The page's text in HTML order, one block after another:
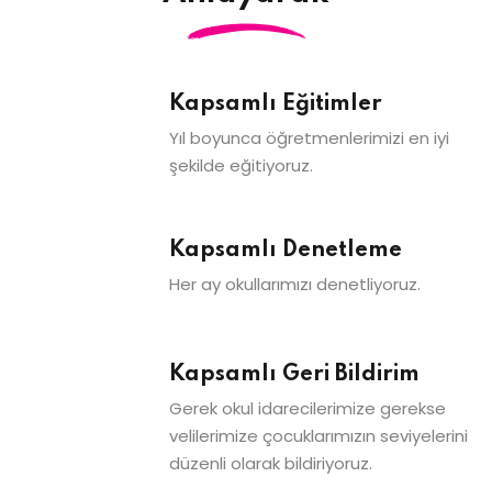
Kapsamlı Eğitimler
Yıl boyunca öğretmenlerimizi en iyi
şekilde eğitiyoruz.
Kapsamlı Denetleme
Her ay okullarımızı denetliyoruz.
Kapsamlı Geri Bildirim
Gerek okul idarecilerimize gerekse
velilerimize çocuklarımızın seviyelerini
düzenli olarak bildiriyoruz.